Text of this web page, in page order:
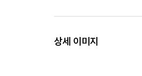
상세 이미지